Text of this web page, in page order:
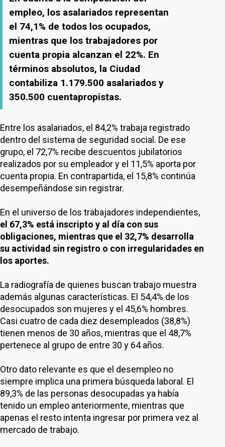
empleo, los asalariados representan
el 74,1% de todos los ocupados,
mientras que los trabajadores por
cuenta propia alcanzan el 22%. En
términos absolutos, la Ciudad
contabiliza 1.179.500 asalariados y
350.500 cuentapropistas.
Entre los asalariados, el 84,2% trabaja registrado
dentro del sistema de seguridad social. De ese
grupo, el 72,7% recibe descuentos jubilatorios
realizados por su empleador y el 11,5% aporta por
cuenta propia. En contrapartida, el 15,8% continúa
desempeñándose sin registrar.
En el universo de los trabajadores independientes,
el 67,3% está inscripto y al día con sus
obligaciones, mientras que el 32,7% desarrolla
su actividad sin registro o con irregularidades en
los aportes.
La radiografía de quienes buscan trabajo muestra
además algunas características. El 54,4% de los
desocupados son mujeres y el 45,6% hombres.
Casi cuatro de cada diez desempleados (38,8%)
tienen menos de 30 años, mientras que el 48,7%
pertenece al grupo de entre 30 y 64 años.
Otro dato relevante es que el desempleo no
siempre implica una primera búsqueda laboral. El
89,3% de las personas desocupadas ya había
tenido un empleo anteriormente, mientras que
apenas el resto intenta ingresar por primera vez al
mercado de trabajo.